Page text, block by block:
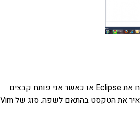
היא תוכנה שאני משתמש בה בכל פעם שאין לי כוח לפתוח את Eclipse או כאשר אני פותח קבצים
בודדים. מדובר בעורך טקסט מתוחכם שיכול לשמור בכמה פורמטים, מאיר את הטקסט בהתאם לשפה. סוג של Vim